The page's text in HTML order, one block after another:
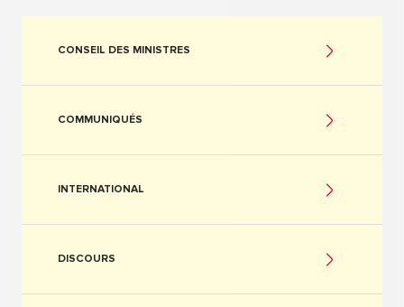
CONSEIL DES MINISTRES
COMMUNIQUÉS
INTERNATIONAL
DISCOURS